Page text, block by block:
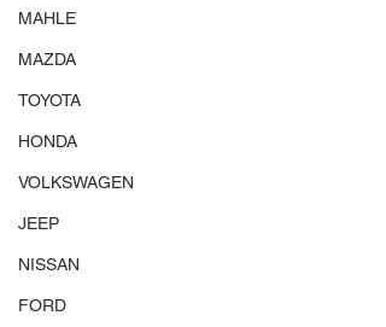
MAHLE
MAZDA
TOYOTA
HONDA
VOLKSWAGEN
JEEP
NISSAN
FORD